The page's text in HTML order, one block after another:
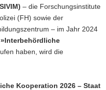
– die Forschungsinstitute
(FH) sowie der
– im Jahr 2024
»Interbehördliche
haben, wird die
Kooperation 2026 – Staat